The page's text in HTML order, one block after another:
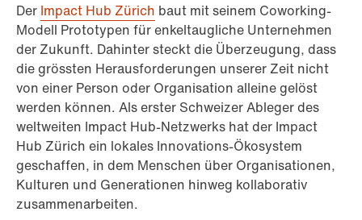
Der Impact Hub Zürich baut mit seinem Coworking-
Modell Prototypen für enkeltaugliche Unternehmen
der Zukunft. Dahinter steckt die Überzeugung, dass
die grössten Herausforderungen unserer Zeit nicht
von einer Person oder Organisation alleine gelöst
werden können. Als erster Schweizer Ableger des
weltweiten Impact Hub-Netzwerks hat der Impact
Hub Zürich ein lokales Innovations-Ökosystem
geschaffen, in dem Menschen über Organisationen,
Kulturen und Generationen hinweg kollaborativ
zusammenarbeiten.